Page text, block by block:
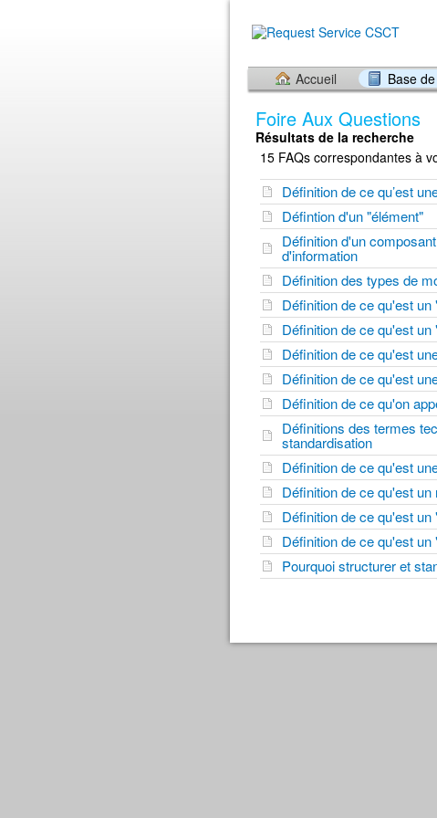
Accueil Base
Foire Aux Questions
Résultats de la recherche
15 FAQs correspondantes à
Définition de ce qu’est
Défintion d'un "élément"
Définition d'un
d'information
Définition des types de
Définition de ce qu'est un
Définition de ce qu'est un
Définition de ce qu'est
Définition de ce qu'est
Définition de ce qu'on
Définitions des termes
standardisation
Définition de ce qu'est
Définition de ce qu'est un
Définition de ce qu'est
Définition de ce qu'est
Pourquoi structurer et